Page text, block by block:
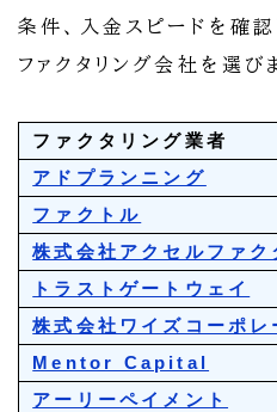
条件、入金スピードを確
ファクタリング会社を選びま
ファクタリング業者
アドプランニング
ファクトル
株式会社アクセルファク
トラストゲートウェイ
株式会社ワイズコーポレ
Mentor Capital
アーリーペイメント